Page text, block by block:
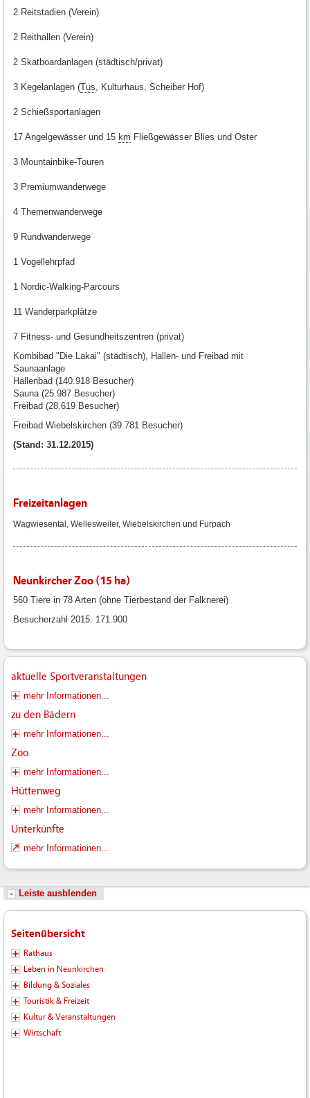
2 Reitstadien (Verein)
2 Reithallen (Verein)
2 Skatboardanlagen (städtisch/privat)
3 Kegelanlagen (Tus , Kulturhaus, Scheiber Hof)
2 Schießsportanlagen
17 Angelgewässer und 15 km Fließgewässer Blies und Oster
3 Mountainbike-Touren
3 Premiumwanderwege
4 Themenwanderwege
9 Rundwanderwege
1 Vogellehrpfad
1 Nordic-Walking-Parcours
11 Wanderparkplätze
7 Fitness- und Gesundheitszentren (privat)
Kombibad "Die Lakai" (städtisch), Hallen- und Freibad mit
Saunaanlage
Hallenbad (140.918 Besucher)
Sauna (25.987 Besucher)
Freibad (28.619 Besucher)
Freibad Wiebelskirchen (39.781 Besucher)
(Stand: 31.12.2015)
Freizeitanlagen
Wagwiesental, Wellesweiler, Wiebelskirchen und Furpach
Neunkircher Zoo (15 ha)
560 Tiere in 78 Arten (ohne Tierbestand der Falknerei)
Besucherzahl 2015: 171.900
aktuelle Sportveranstaltungen
mehr Informationen...
zu den Bädern
mehr Informationen...
Zoo
mehr Informationen...
Hüttenweg
mehr Informationen...
Unterkünfte
mehr Informationen...
Leiste ausblenden
Seitenübersicht
Rathaus
Leben in Neunkirchen
Bildung & Soziales
Touristik & Freizeit
Kultur & Veranstaltungen
Wirtschaft